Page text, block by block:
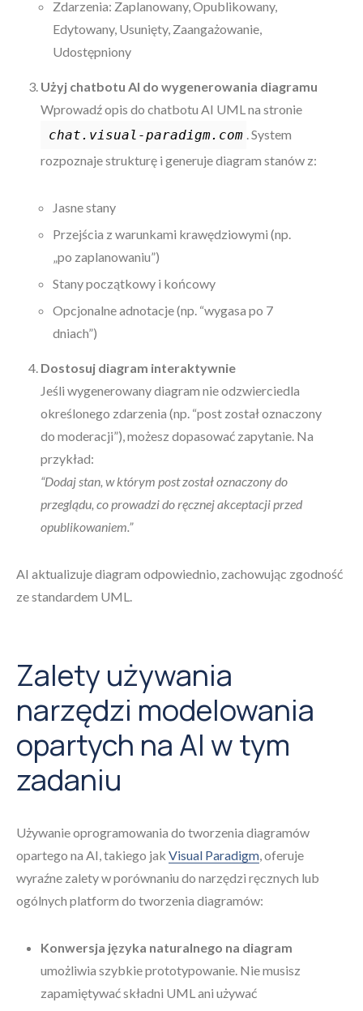
Zdarzenia: Zaplanowany, Opublikowany,
Edytowany, Usunięty, Zaangażowanie,
Udostępniony
Użyj chatbotu AI do wygenerowania diagramu
Wprowadź opis do chatbotu AI UML na stronie
chat.visual-paradigm.com . System
rozpoznaje strukturę i generuje diagram stanów z:
Jasne stany
Przejścia z warunkami krawędziowymi (np.
„po zaplanowaniu”)
Stany początkowy i końcowy
Opcjonalne adnotacje (np. “wygasa po 7
dniach”)
Dostosuj diagram interaktywnie
Jeśli wygenerowany diagram nie odzwierciedla
określonego zdarzenia (np. “post został oznaczony
do moderacji”), możesz dopasować zapytanie. Na
przykład:
“Dodaj stan, w którym post został oznaczony do
przeglądu, co prowadzi do ręcznej akceptacji przed
opublikowaniem.”
AI aktualizuje diagram odpowiednio, zachowując zgodność
ze standardem UML.
Zalety używania
narzędzi modelowania
opartych na AI w tym
zadaniu
Używanie oprogramowania do tworzenia diagramów
opartego na AI, takiego jak Visual Paradigm, oferuje
wyraźne zalety w porównaniu do narzędzi ręcznych lub
ogólnych platform do tworzenia diagramów:
Konwersja języka naturalnego na diagram
umożliwia szybkie prototypowanie. Nie musisz
zapamiętywać składni UML ani używać